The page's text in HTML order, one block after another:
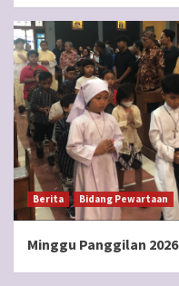
Berita Bidang Pewartaan
Minggu Panggilan 2026